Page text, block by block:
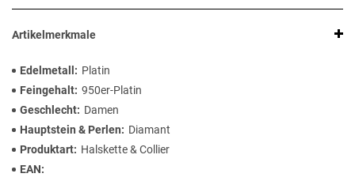
Artikelmerkmale
Edelmetall
Platin
Feingehalt 950er-Platin
Geschlecht
Damen
Hauptstein & Perlen
Diamant
Produktart
Halskette & Collier
EAN